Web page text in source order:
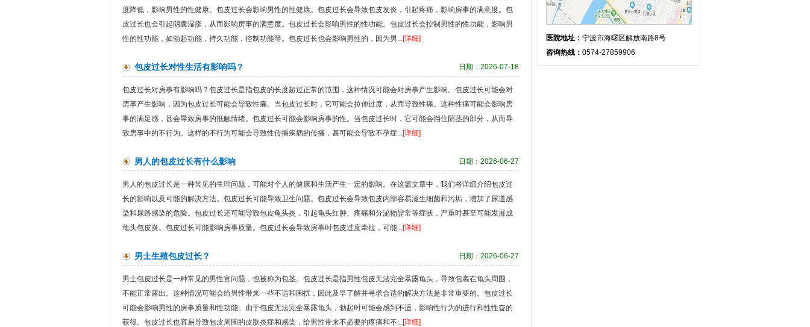
度降低，影响男性的性健康。包皮过长会影响男性的性健康。包皮过长会导致包皮发炎，引起疼痛，影响房事的满意度。包
皮过长也会引起阴囊湿疹，从而影响房事的满意度。包皮过长会影响男性的性功能。包皮过长会控制男性的性功能，影响男
性的性功能，如勃起功能，持久功能，控制功能等。包皮过长也会影响男性的，因为男...[详细]
日期：2026-07-18
包皮过长对性生活有影响吗？
包皮过长对房事有影响吗？包皮过长是指包皮的长度超过正常的范围，这种情况可能会对房事产生影响。包皮过长可能会对
房事产生影响，因为包皮过长可能会导致性痛。当包皮过长时，它可能会拉伸过度，从而导致性痛。这种性痛可能会影响房
事的满足感，甚会导致房事的抵触情绪。包皮过长可能会影响房事的性。当包皮过长时，它可能会挡住阴茎的部分，从而导
致房事中的不行为。这样的不行为可能会导致性传播疾病的传播，甚可能会导致不孕症...[详细]
日期：2026-06-27
男人的包皮过长有什么影响
男人的包皮过长是一种常见的生理问题，可能对个人的健康和生活产生一定的影响。在这篇文章中，我们将详细介绍包皮过
长的影响以及可能的解决方法。包皮过长可能导致卫生问题。包皮过长会导致包皮内部容易滋生细菌和污垢，增加了尿道感
染和尿路感染的危险。包皮过长还可能导致包皮龟头炎，引起龟头红肿、疼痛和分泌物异常等症状，严重时甚至可能发展成
龟头包皮炎。包皮过长可能影响房事质量。包皮过长会导致房事时包皮过度牵拉，可能...[详细]
日期：2026-06-27
男士生殖包皮过长？
男士包皮过长是一种常见的男性官问题，也被称为包茎。包皮过长是指男性包皮无法完全暴露龟头，导致包裹在龟头周围，
不能正常露出。这种情况可能会给男性带来一些不适和困扰，因此及早了解并寻求合适的解决方法是非常重要的。包皮过长
可能会影响男性的房事质量和性功能。由于包皮无法完全暴露龟头，勃起时可能会感到不适，影响性行为的进行和性性奋的
获得。包皮过长也容易导致包皮周围的皮肤炎症和感染，给男性带来不必要的疼痛和不...[详细]
医院地址： 宁波市海曙区解放南路8号
咨询热线： 0574-27859906